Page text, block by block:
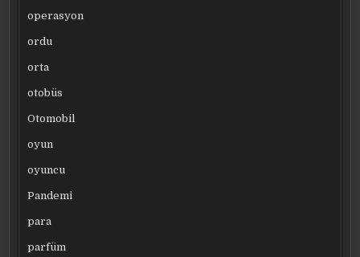
operasyon
ordu
orta
otobüs
Otomobil
oyun
oyuncu
Pandemi
para
parfüm